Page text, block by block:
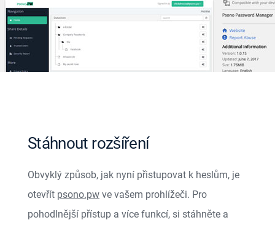
Stáhnout rozšíření
Obvyklý způsob, jak nyní přistupovat k heslům, je
otevřít psono.pw ve vašem prohlížeči. Pro
pohodlnější přístup a více funkcí, si stáhněte a